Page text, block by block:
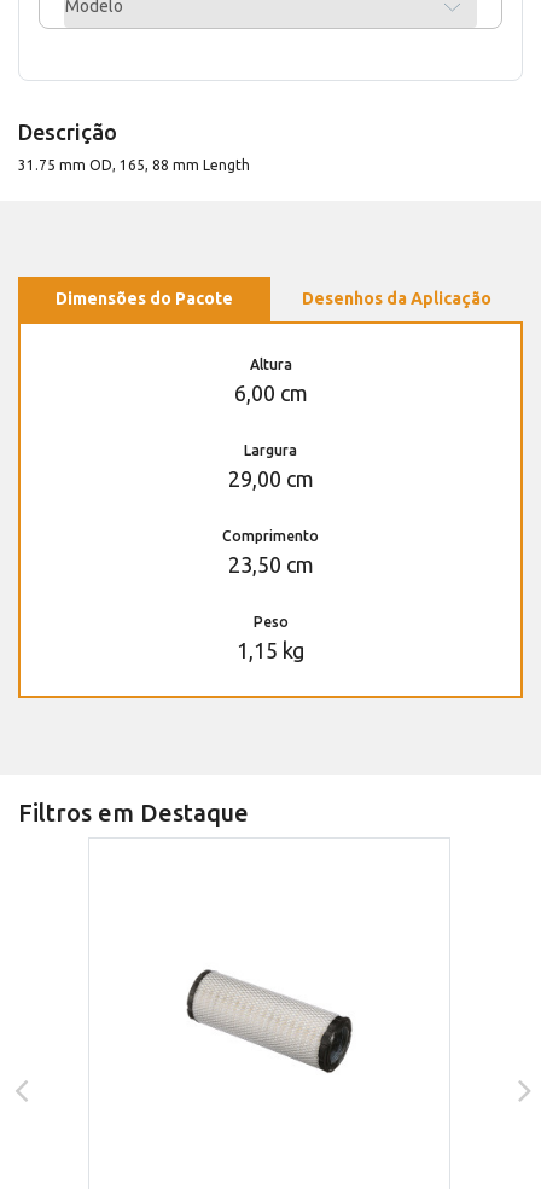
Modelo
Descrição
31.75 mm OD, 165, 88 mm Length
Dimensões do Pacote Desenhos da Aplicação
Altura
6,00 cm
Largura
29,00 cm
Comprimento
23,50 cm
Peso
1,15 kg
Filtros em Destaque